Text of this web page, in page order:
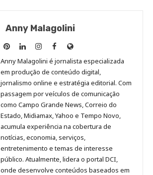
Anny Malagolini
Anny
Malagolini
no
Pinterest
Anny
Malagolini
no
LinkedIn
Anny
Malagolini
no
Instagram
Anny
Malagolini
no
Facebook
Site
de
Anny
Malagolini
Anny Malagolini é jornalista especializada
em produção de conteúdo digital,
jornalismo online e estratégia editorial. Com
passagem por veículos de comunicação
como Campo Grande News, Correio do
Estado, Midiamax, Yahoo e Tempo Novo,
acumula experiência na cobertura de
notícias, economia, serviços,
entretenimento e temas de interesse
público. Atualmente, lidera o portal DCI,
onde desenvolve conteúdos baseados em